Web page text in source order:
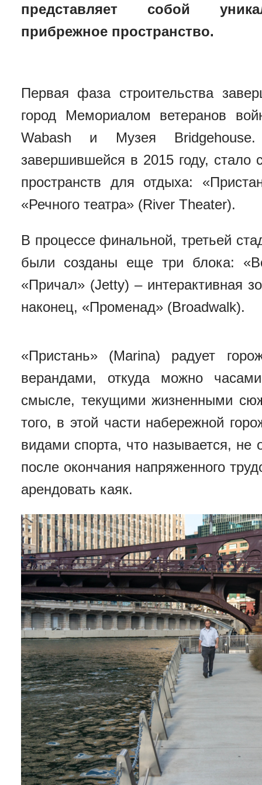
представляет собой
прибрежное пространство.
Первая фаза строительства
город Мемориалом ветеранов
Wabash и Музея
завершившейся в 2015 году,
пространств для отдыха:
«Речного театра» (River Theater).
В процессе финальной, третьей
были созданы еще три блока:
«Причал» (Jetty) – интерактивная
наконец, «Променад» (Broadwalk).
«Пристань» (Marina) радует
верандами, откуда можно
смысле, текущими жизненными
того, в этой части набережной
видами спорта, что называется,
после окончания напряженного
арендовать каяк.